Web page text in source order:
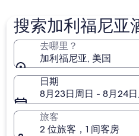
搜索加利福尼亚
去哪里？
加利福尼亚, 美国
日期
8月23日周日 - 8月24
旅客
2 位旅客，1 间客房